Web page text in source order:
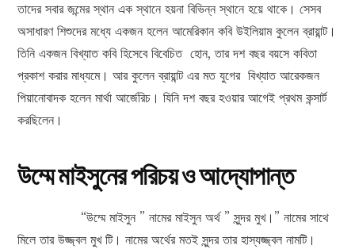
তাদের সবার জন্মের স্থান এক স্থানে হয়না বিভিন্ন স্থানে হয়ে থাকে। সেসব
অসাধারণ শিশুদের মধ্যে একজন হলেন আমেরিকান কবি উইলিয়াম কুলেন ব্রায়ান্ট।
তিনি একজন বিখ্যাত কবি হিসেবে বিবেচিত হোন, তার দশ বছর বয়সে কবিতা
প্রকাশ করার মাধ্যমে। আর কুলেন ব্রায়ান্ট এর মত যুগের বিখ্যাত আরেকজন
পিয়ানোবাদক হলেন মার্থা আর্জেরিচ। যিনি দশ বছর হওয়ার আগেই প্রথম কন্সার্ট
করছিলেন।
উম্মে মাইসুনের পরিচয় ও আদ্যোপান্ত
“উম্মে মাইসুন ” নামের মাইসুন অর্থ ” সুন্দর মুখ।” নামের সাথে
মিলে তার উজ্জ্বল মুখ টি। নামের অর্থের মতই সুন্দর তার হাস্যজ্জ্বল নামটি।